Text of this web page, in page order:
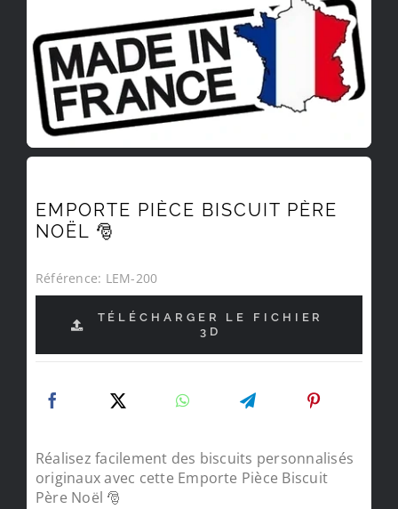
EMPORTE PIÈCE BISCUIT PÈRE
NOËL 🎅
Référence: LEM-200
TÉLÉCHARGER LE FICHIER
3D
Réalisez facilement des biscuits personnalisés
originaux avec cette Emporte Pièce Biscuit
Père Noël 🎅